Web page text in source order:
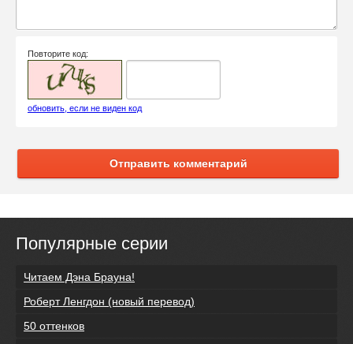
Повторите код:
обновить, если не виден код
Отправить комментарий
Популярные серии
Читаем Дэна Брауна!
Роберт Ленгдон (новый перевод)
50 оттенков